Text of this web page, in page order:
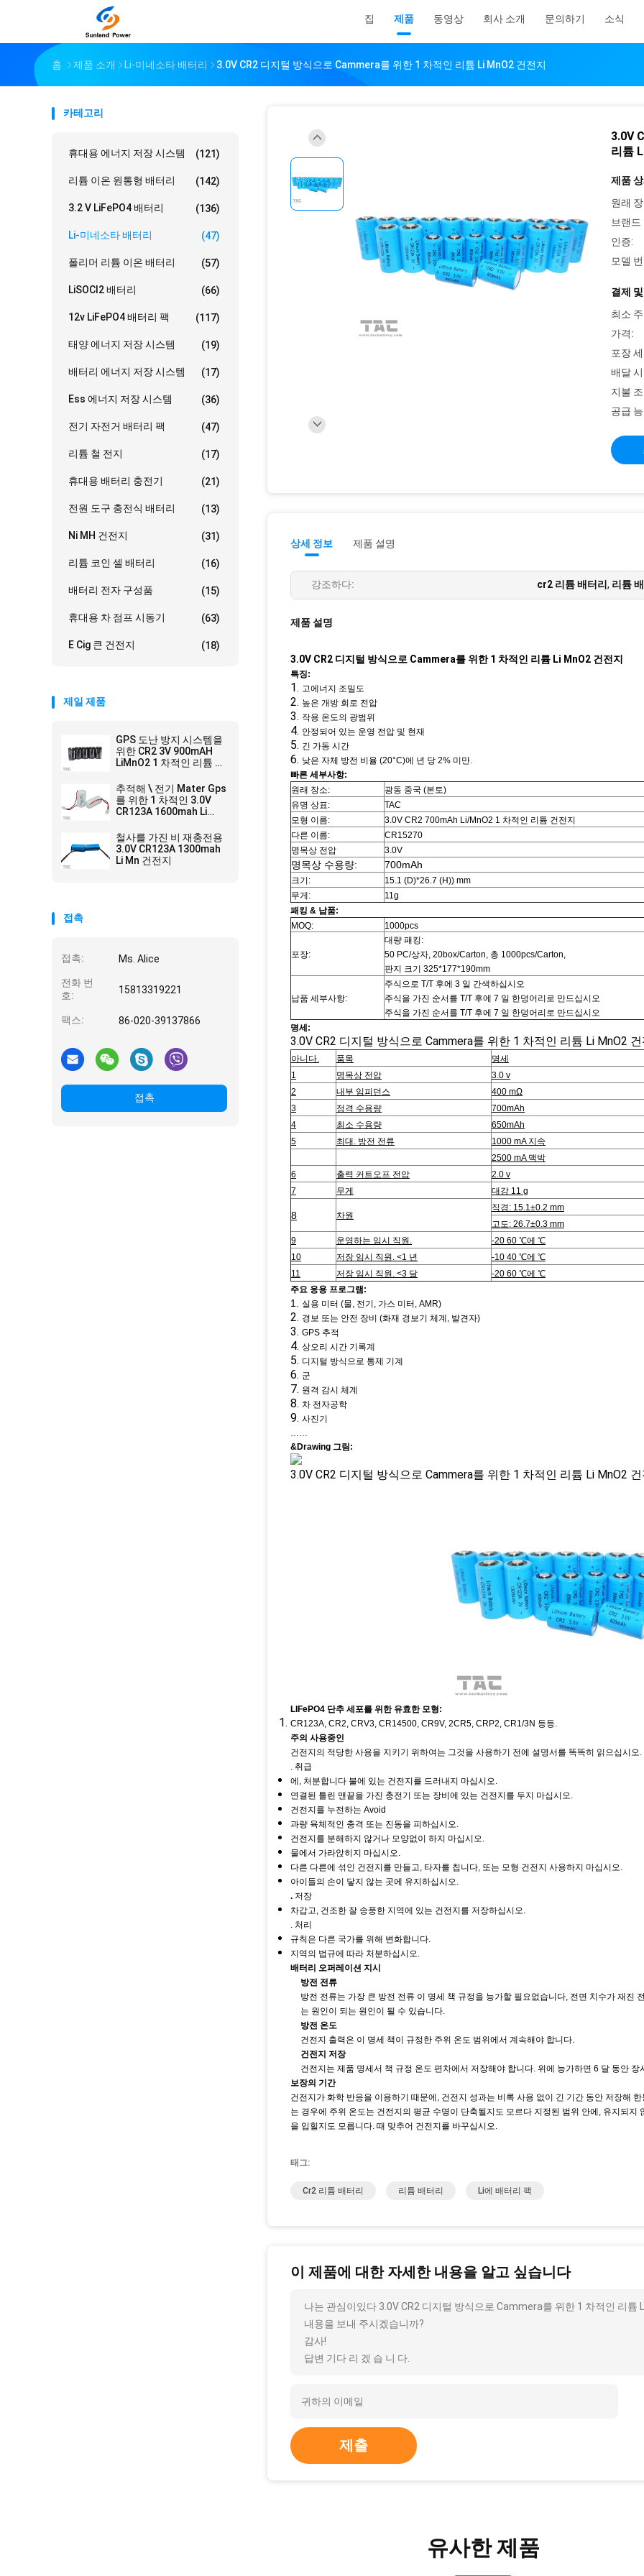
집 제품 동영상 회사 소개 문의하기 소식
홈 제품 소개 Li-미네소타 배터리 3.0V CR2 디지털 방식으로 Cammera를 위한 1 차적인 리튬 Li MnO2 건전지
카테고리
휴대용 에너지 저장 시스템 (121)
리튬 이온 원통형 배터리 (142)
3.2 V LiFePO4 배터리 (136)
Li-미네소타 배터리 (47)
폴리머 리튬 이온 배터리 (57)
LiSOCl2 배터리 (66)
12v LiFePO4 배터리 팩 (117)
태양 에너지 저장 시스템 (19)
배터리 에너지 저장 시스템 (17)
Ess 에너지 저장 시스템 (36)
전기 자전거 배터리 팩 (47)
리튬 철 전지 (17)
휴대용 배터리 충전기 (21)
전원 도구 충전식 배터리 (13)
Ni MH 건전지 (31)
리튬 코인 셀 배터리 (16)
배터리 전자 구성품 (15)
휴대용 차 점프 시동기 (63)
E Cig 큰 건전지 (18)
제일 제품
GPS 도난 방지 시스템을
위한 CR2 3V 900mAH
LiMnO2 1 차적인 리튬 전
추적해 \ 전기 Mater Gps
를 위한 1 차적인 3.0V
CR123A 1600mah Li
철사를 가진 비 재충전용
3.0V CR123A 1300mah
Li Mn 건전지
접촉
접촉: Ms. Alice
전화 번
호:
15813319221
팩스: 86-020-39137866
접촉
3.0V
리튬
제품
원래
브랜드
인증:
모델
결제
최소
가격:
포장
배달
지불
공급
상세 정보 제품 설명
강조하다: cr2 리튬 배터리 , 리튬
제품 설명
3.0V CR2 디지털 방식으로 Cammera를 위한 1 차적인 리튬 Li MnO2 건전지
특징:
1. 고에너지 조밀도
2. 높은 개방 회로 전압
3. 작용 온도의 광범위
4. 안정되어 있는 운영 전압 및 현재
5. 긴 가동 시간
6. 낮은 자체 방전 비율 (20°C)에 년 당 2% 미만.
빠른 세부사항:
원래 장소:
광동 중국 (본토)
유명 상표:
TAC
모형 이름:
3.0V CR2 700mAh Li/MnO2 1 차적인 리튬 건전지
다른 이름:
CR15270
명목상 전압
3.0V
명목상 수용량: 700mAh
크기:
15.1 (D)*26.7 (H)) mm
무게:
11g
패킹 & 납품:
MOQ:
1000pcs
포장:
대량 패킹:
50 PC/상자, 20box/Carton, 총 1000pcs/Carton,
판지 크기 325*177*190mm
납품 세부사항:
주식으로 T/T 후에 3 일 간색하십시오
주식을 가진 순서를 T/T 후에 7 일 한덩어리로 만드십시오
주식을 가진 순서를 T/T 후에 7 일 한덩어리로 만드십시오
명세:
3.0V CR2 디지털 방식으로 Cammera를 위한 1 차적인 리튬 Li MnO2
아니다. 품목
명세
1
명목상 전압
3.0 v
2
내부 임피던스
400 mΩ
3
정격 수용량
700mAh
4
최소 수용량
650mAh
5
최대. 방전 전류
1000 mA 지속
2500 mA 맥박
6
출력 커트오프 전압
2.0 v
7
무게 대강 11 g
8 차원
직경: 15.1±0.2 mm
고도: 26.7±0.3 mm
9
운영하는 임시 직원.
-20 60 ℃에 ℃
10
저장 임시 직원. <1 년
-10 40 ℃에 ℃
11
저장 임시 직원. <3 달
-20 60 ℃에 ℃
주요 응용 프로그램:
1. 실용 미터 (물, 전기, 가스 미터, AMR)
2. 경보 또는 안전 장비 (화재 경보기 체계, 발견자)
3. GPS 추적
4. 상오리 시간 기록계
5. 디지털 방식으로 통제 기계
6. 군
7. 원격 감시 체계
8. 차 전자공학
9. 사진기
……
&Drawing 그림:
3.0V CR2 디지털 방식으로 Cammera를 위한 1 차적인 리튬 Li MnO2
LIFePO4 단추 세포를 위한 유효한 모형:
CR123A, CR2, CRV3, CR14500, CR9V, 2CR5, CRP2, CR1/3N 등등.
주의 사용중인
건전지의 적당한 사용을 지키기 위하여는 그것을 사용하기 전에 설명서를 똑똑히 읽으십시오.
. 취급
에, 처분합니다 불에 있는 건전지를 드러내지 마십시오.
연결된 틀린 맨끝을 가진 충전기 또는 장비에 있는 건전지를 두지 마십시오.
건전지를 누전하는 Avoid
과량 육체적인 충격 또는 진동을 피하십시오.
건전지를 분해하지 않거나 모양없이 하지 마십시오.
물에서 가라앉히지 마십시오.
다른 다른에 섞인 건전지를 만들고, 타자를 칩니다, 또는 모형 건전지 사용하지 마십시오.
아이들의 손이 닿지 않는 곳에 유지하십시오.
. 저장
차갑고, 건조한 잘 송풍한 지역에 있는 건전지를 저장하십시오.
. 처리
규칙은 다른 국가를 위해 변화합니다.
지역의 법규에 따라 처분하십시오.
배터리 오퍼레이션 지시
방전 전류
방전 전류는 가장 큰 방전 전류 이 명세 책 규정을 능가할 필요없습니다, 전면 치수가 재진
는 원인이 되는 원인이 될 수 있습니다.
방전 온도
건전지 출력은 이 명세 책이 규정한 주위 온도 범위에서 계속해야 합니다.
건전지 저장
건전지는 제품 명세서 책 규정 온도 편차에서 저장해야 합니다. 위에 능가하면 6 달 동안
보장의 기간
건전지가 화학 반응을 이용하기 때문에, 건전지 성과는 비록 사용 없이 긴 기간 동안 저장해
는 경우에 주위 온도는 건전지의 평균 수명이 단축될지도 모르다 지정된 범위 안에, 유지되
을 입힐지도 모릅니다. 때 맞추어 건전지를 바꾸십시오.
태그:
Cr2 리튬 배터리 리튬 배터리 Li에 배터리 팩
이 제품에 대한 자세한 내용을 알고 싶습니다
나는 관심이있다 3.0V CR2 디지털 방식으로 Cammera를 위한 1 차적인 리튬
내용을 보내 주시겠습니까?
감사!
답변 기다 리 겠 습 니 다.
제출
유사한 제품